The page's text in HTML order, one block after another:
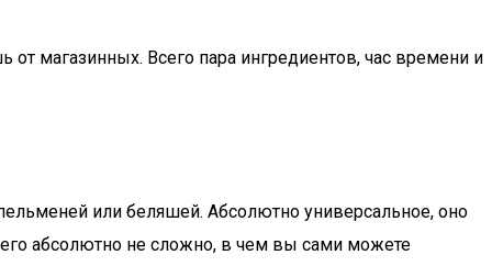
магазинных. Всего пара ингредиентов, час времени и
или беляшей. Абсолютно универсальное, оно
абсолютно не сложно, в чем вы сами можете